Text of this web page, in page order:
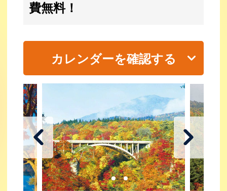
費無料！
カレンダーを確認する